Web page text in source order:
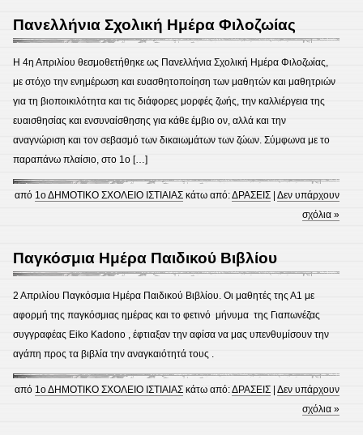
Πανελλήνια Σχολική Ημέρα Φιλοζωίας
Η 4η Απριλίου θεσμοθετήθηκε ως Πανελλήνια Σχολική Ημέρα Φιλοζωίας,
με στόχο την ενημέρωση και ευασθητοποίηση των μαθητών και μαθητριών
για τη βιοποικιλότητα και τις διάφορες μορφές ζωής, την καλλιέργεια της
ευαισθησίας και ενσυναίσθησης για κάθε έμβιο ον, αλλά και την
αναγνώριση και τον σεβασμό των δικαιωμάτων των ζώων. Σύμφωνα με το
παραπάνω πλαίσιο, στο 1ο […]
από 1ο ΔΗΜΟΤΙΚΟ ΣΧΟΛΕΙΟ ΙΣΤΙΑΙΑΣ κάτω από:ΔΡΑΣΕΙΣ |Δεν υπάρχουν
σχόλια »
Παγκόσμια Ημέρα Παιδικού Βιβλίου
2 Απριλίου Παγκόσμια Ημέρα Παιδικού Βιβλίου. Οι μαθητές της Α1 με
αφορμή της παγκόσμιας ημέρας και το φετινό μήνυμα της Γιαπωνέζας
συγγραφέας Eiko Kadono , έφτιαξαν την αφίσα να μας υπενθυμίσουν την
αγάπη προς τα βιβλία την αναγκαιότητά τους .
από 1ο ΔΗΜΟΤΙΚΟ ΣΧΟΛΕΙΟ ΙΣΤΙΑΙΑΣ κάτω από:ΔΡΑΣΕΙΣ |Δεν υπάρχουν
σχόλια »